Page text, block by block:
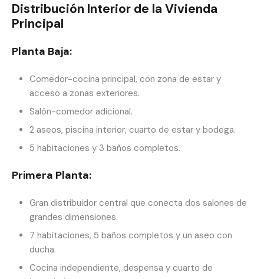
Distribución Interior de la Vivienda
Principal
Planta Baja:
Comedor-cocina principal, con zona de estar y
acceso a zonas exteriores.
Salón-comedor adicional.
2 aseos, piscina interior, cuarto de estar y bodega.
5 habitaciones y 3 baños completos.
Primera Planta:
Gran distribuidor central que conecta dos salones de
grandes dimensiones.
7 habitaciones, 5 baños completos y un aseo con
ducha.
Cocina independiente, despensa y cuarto de